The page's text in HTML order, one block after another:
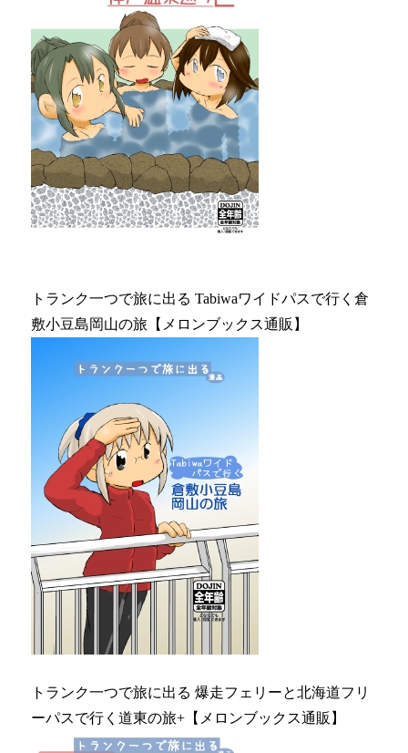
トランク一つで旅に出る Tabiwaワイドパスで行く倉
敷小豆島岡山の旅【メロンブックス通販】
トランク一つで旅に出る 爆走フェリーと北海道フリ
ーパスで行く道東の旅+【メロンブックス通販】